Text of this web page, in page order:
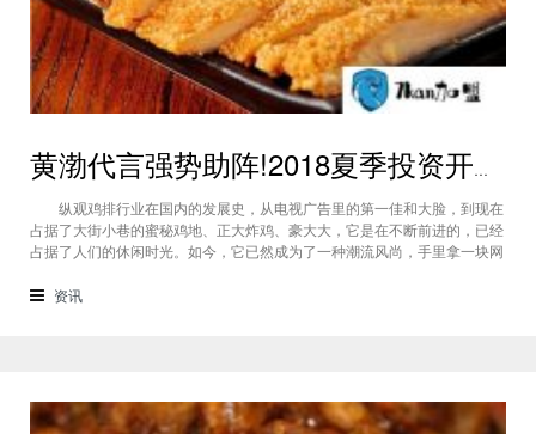
黄渤代言强势助阵!2018夏季投资开一家一品正新鸡排店怎么样?
纵观鸡排行业在国内的发展史，从电视广告里的第一佳和大脸，到现在
占据了大街小巷的蜜秘鸡地、正大炸鸡、豪大大，它是在不断前进的，已经
占据了人们的休闲时光。如今，它已然成为了一种潮流风尚，手里拿一块网
自己有信心。2018夏季投资开一家一品正新鸡排店怎么样?黄渤代言强势助
资讯